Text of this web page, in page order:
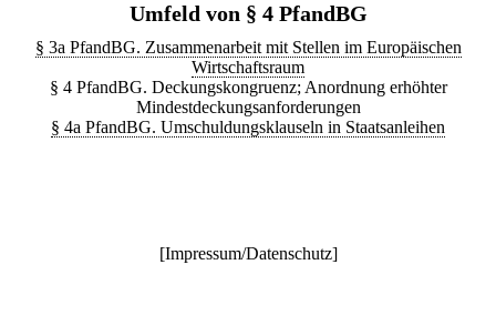
Umfeld von § 4 PfandBG
§ 3a PfandBG. Zusammenarbeit mit Stellen im Europäischen
Wirtschaftsraum
§ 4 PfandBG. Deckungskongruenz; Anordnung erhöhter
Mindestdeckungsanforderungen
§ 4a PfandBG. Umschuldungsklauseln in Staatsanleihen
[Impressum/Datenschutz]